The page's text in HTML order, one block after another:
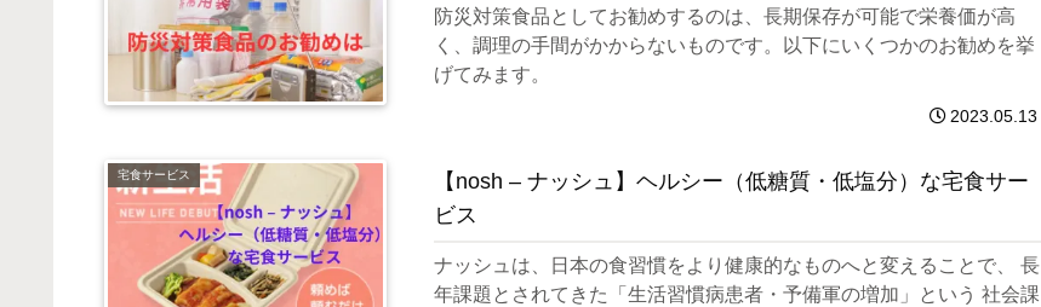
防災対策食品としてお勧めするのは、長期保存が可能で栄養価が高
く、調理の手間がかからないものです。以下にいくつかのお勧めを挙
げてみます。
2023.05.13
宅食サービス
【nosh – ナッシュ】ヘルシー（低糖質・低塩分）な宅食サー
ビス
ナッシュは、日本の食習慣をより健康的なものへと変えることで、 長
年課題とされてきた「生活習慣病患者・予備軍の増加」という 社会課